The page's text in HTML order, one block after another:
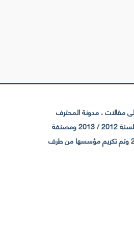
مقالات . مدونة المحترف
تأسست سنة 2009 حيث تستقطب الآن عدد كبير من الزوار من كافة ربوع الوطن العربي ، حيث ان مقرها الرئيسي بالمغرب و مديرها امين رغيب ،حاصلة على جائزة افضل مدونة مغربية لسنة 2012 / 2013 ومصنفة
ضمن افضل 10 مدونات عربية حسب المركز الدولي للصحفيين ICFJ سنة 2013 وحاصلة على الجائزة الفضية من يوتوب (اول قناة مغربية تحصل على هذه الجائزة من يوتوب ) سنة 2014 وتم تكريم مؤسسها من طرف